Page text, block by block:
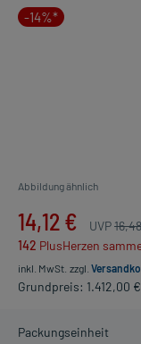
-14%*
Abbildung ähnlich
14,12 € UVP
142 PlusHerzen
inkl. MwSt. zzgl.
Grundpreis: 1.412,00
Packungseinheit